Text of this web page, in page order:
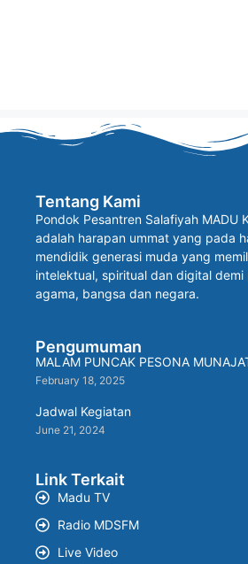
Tentang Kami
Pondok Pesantren Salafiyah MADU
adalah harapan ummat yang pada
mendidik generasi muda yang
intelektual, spiritual dan digital demi
agama, bangsa dan negara.
Pengumuman
MALAM PUNCAK PESONA
February 18, 2025
Jadwal Kegiatan
June 21, 2024
Link Terkait
Madu TV
Radio MDSFM
Live Video